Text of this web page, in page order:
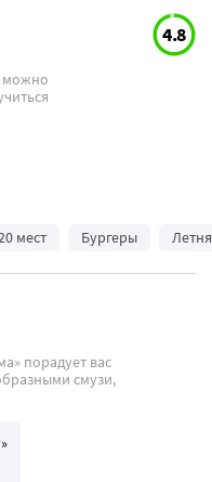
4.8
можно
мест Бургеры
порадует вас
смузи,